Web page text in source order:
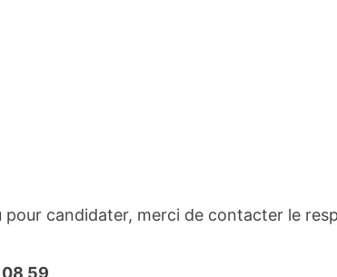
pour candidater, merci de contacter le
08 59